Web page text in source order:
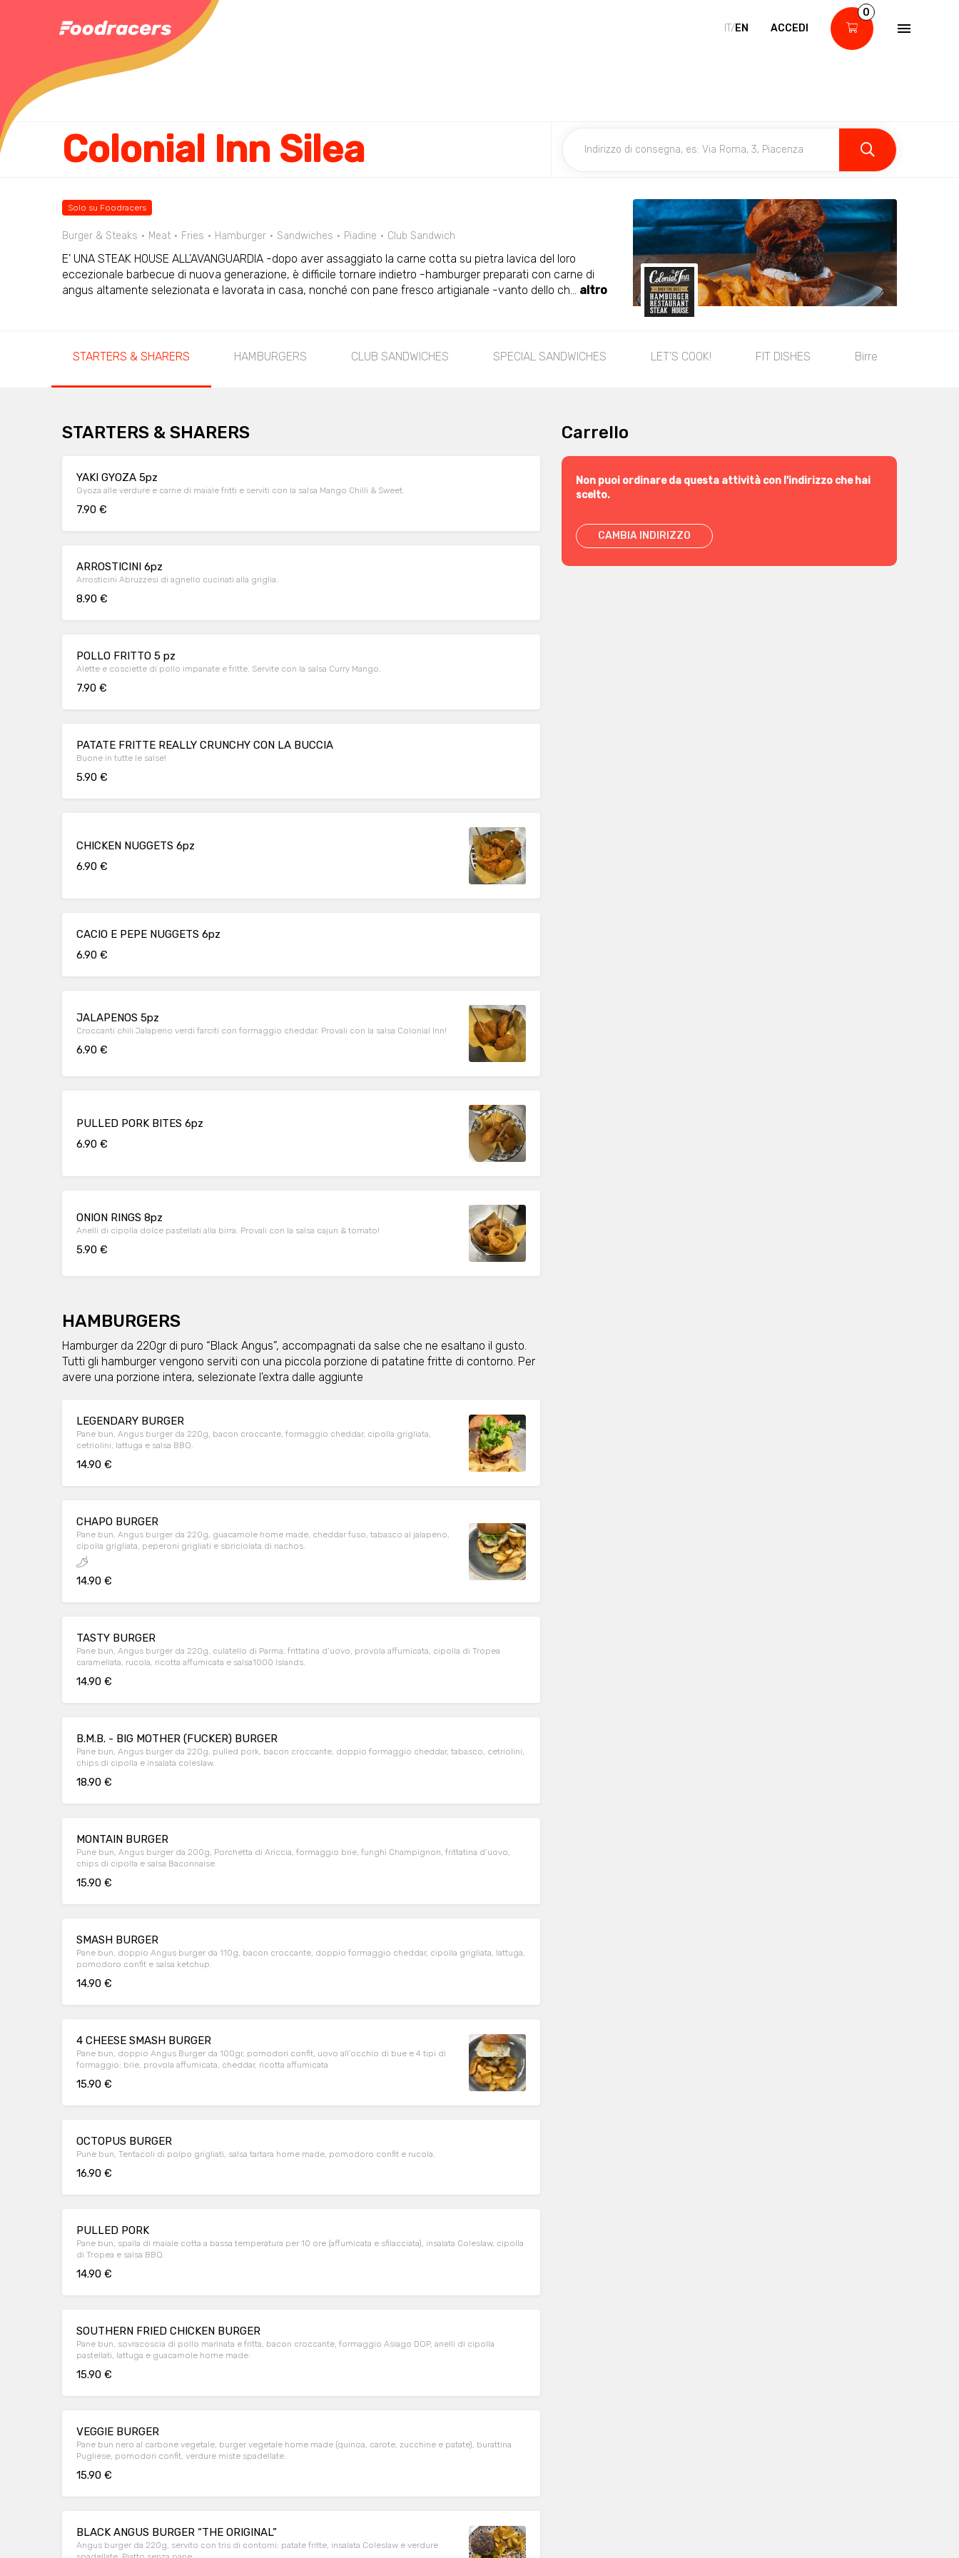
IT/EN ACCEDI
0
Colonial Inn Silea
Solo su Foodracers
Burger & Steaks Meat Fries Hamburger Sandwiches Piadine Club Sandwich
E’ UNA STEAK HOUSE ALL’AVANGUARDIA -dopo aver assaggiato la carne cotta su pietra lavica del loro
eccezionale barbecue di nuova generazione, è difficile tornare indietro -hamburger preparati con carne di
angus altamente selezionata e lavorata in casa, nonché con pane fresco artigianale -vanto dello ch... altro
STARTERS & SHARERS HAMBURGERS CLUB SANDWICHES SPECIAL SANDWICHES LET’S COOK! FIT DISHES Birre
STARTERS & SHARERS
YAKI GYOZA 5pz
Gyoza alle verdure e carne di maiale fritti e serviti con la salsa Mango Chilli & Sweet.
7.90 €
ARROSTICINI 6pz
Arrosticini Abruzzesi di agnello cucinati alla griglia.
8.90 €
POLLO FRITTO 5 pz
Alette e cosciette di pollo impanate e fritte. Servite con la salsa Curry Mango.
7.90 €
PATATE FRITTE REALLY CRUNCHY CON LA BUCCIA
Buone in tutte le salse!
5.90 €
CHICKEN NUGGETS 6pz
6.90 €
CACIO E PEPE NUGGETS 6pz
6.90 €
JALAPENOS 5pz
Croccanti chili Jalapeno verdi farciti con formaggio cheddar. Provali con la salsa Colonial Inn!
6.90 €
PULLED PORK BITES 6pz
6.90 €
ONION RINGS 8pz
Anelli di cipolla dolce pastellati alla birra. Provali con la salsa cajun & tomato!
5.90 €
HAMBURGERS
Hamburger da 220gr di puro “Black Angus”, accompagnati da salse che ne esaltano il gusto.
Tutti gli hamburger vengono serviti con una piccola porzione di patatine fritte di contorno. Per
avere una porzione intera, selezionate l'extra dalle aggiunte
LEGENDARY BURGER
Pane bun, Angus burger da 220g, bacon croccante, formaggio cheddar, cipolla grigliata,
cetriolini, lattuga e salsa BBQ.
14.90 €
CHAPO BURGER
Pane bun, Angus burger da 220g, guacamole home made, cheddar fuso, tabasco al jalapeno,
cipolla grigliata, peperoni grigliati e sbriciolata di nachos.
14.90 €
TASTY BURGER
Pane bun, Angus burger da 220g, culatello di Parma, frittatina d’uovo, provola affumicata, cipolla di Tropea
caramellata, rucola, ricotta affumicata e salsa1000 Islands.
14.90 €
B.M.B. - BIG MOTHER (FUCKER) BURGER
Pane bun, Angus burger da 220g, pulled pork, bacon croccante, doppio formaggio cheddar, tabasco, cetriolini,
chips di cipolla e insalata coleslaw.
18.90 €
MONTAIN BURGER
Pune bun, Angus burger da 200g, Porchetta di Ariccia, formaggio brie, funghi Champignon, frittatina d’uovo,
chips di cipolla e salsa Baconnaise.
15.90 €
SMASH BURGER
Pane bun, doppio Angus burger da 110g, bacon croccante, doppio formaggio cheddar, cipolla grigliata, lattuga,
pomodoro confit e salsa ketchup.
14.90 €
4 CHEESE SMASH BURGER
Pane bun, doppio Angus Burger da 100gr, pomodori confit, uovo all’occhio di bue e 4 tipi di
formaggio: brie, provola affumicata, cheddar, ricotta affumicata
15.90 €
OCTOPUS BURGER
Pune bun, Tentacoli di polpo grigliati, salsa tartara home made, pomodoro confit e rucola.
16.90 €
PULLED PORK
Pane bun, spalla di maiale cotta a bassa temperatura per 10 ore (affumicata e sfilacciata), insalata Coleslaw, cipolla
di Tropea e salsa BBQ.
14.90 €
SOUTHERN FRIED CHICKEN BURGER
Pane bun, sovracoscia di pollo marinata e fritta, bacon croccante, formaggio Asiago DOP, anelli di cipolla
pastellati, lattuga e guacamole home made.
15.90 €
VEGGIE BURGER
Pane bun nero al carbone vegetale, burger vegetale home made (quinoa, carote, zucchine e patate), burattina
Pugliese, pomodori confit, verdure miste spadellate.
15.90 €
BLACK ANGUS BURGER “THE ORIGINAL”
Angus burger da 220g, servito con tris di contorni: patate fritte, insalata Coleslaw e verdure
Carrello
Non puoi ordinare da questa attività con l'indirizzo che hai
scelto.
CAMBIA INDIRIZZO